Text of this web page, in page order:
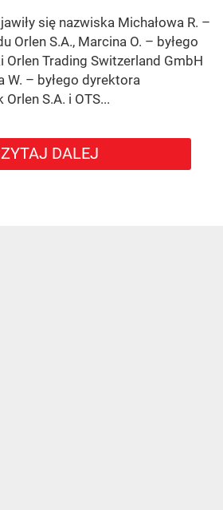
się nazwiska Michałowa R. –
Orlen S.A., Marcina O. – byłego
Orlen Trading Switzerland GmbH
W. – byłego dyrektora
S.A. i OTS...
DALEJ